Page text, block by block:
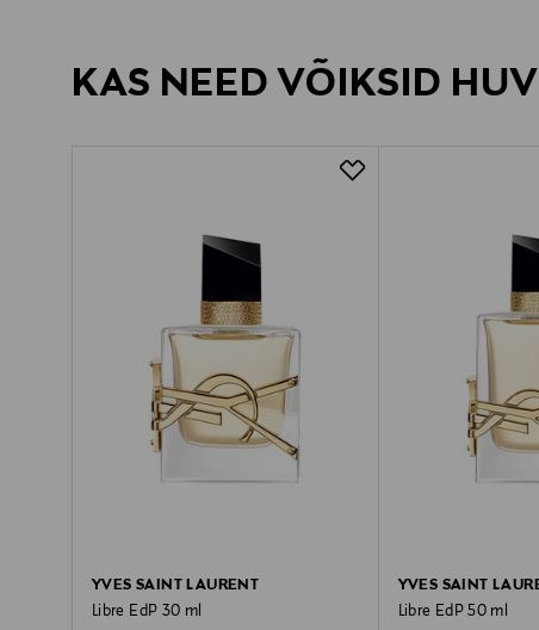
KAS NEED VÕIKSID
YVES SAINT LAURENT
Libre EdP 30 ml
YVES SAINT
Libre EdP 50 ml